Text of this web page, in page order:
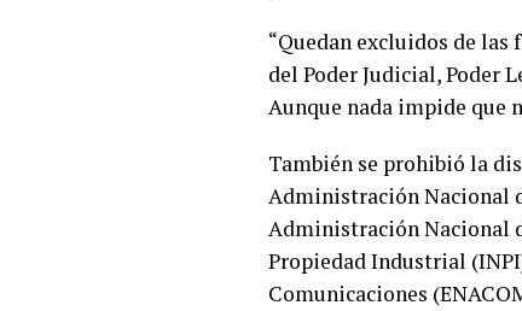
“Quedan excluidos de
del Poder Judicial, Poder
Aunque nada impide que
También se prohibió la
Administración Nacional
Administración Nacional
Propiedad Industrial
Comunicaciones